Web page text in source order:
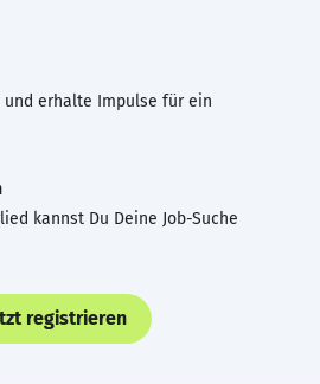
und erhalte Impulse für ein
kannst Du Deine Job-Suche
registrieren